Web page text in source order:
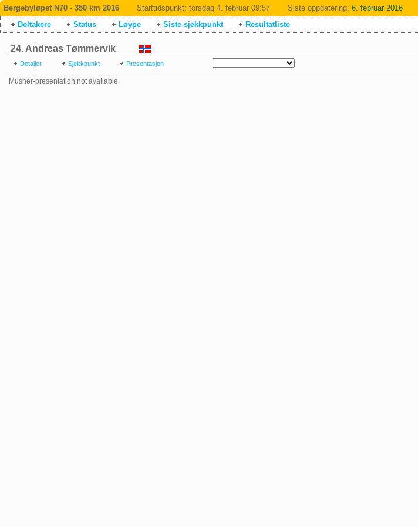
Bergebyløpet N70 - 350 km 2016 Starttidspunkt: torsdag 4. februar 09:57 Siste oppdatering: 6. februar 2016
Deltakere Status Løype Siste sjekkpunkt Resultatliste
24. Andreas Tømmervik
Detaljer Sjekkpunkt Presentasjon
Musher-presentation not available.